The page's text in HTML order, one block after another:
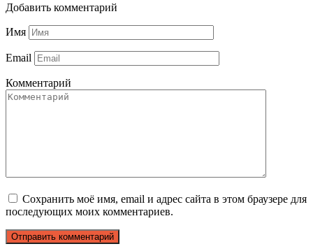
Добавить комментарий
Имя
Email
Комментарий
Сохранить моё имя, email и адрес сайта в этом браузере для
последующих моих комментариев.